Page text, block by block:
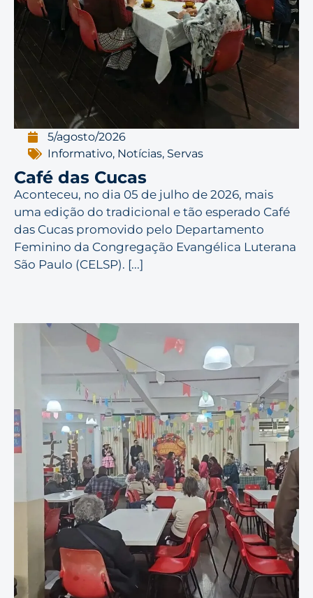
5/agosto/2026
Informativo, Notícias, Servas
Café das Cucas
Aconteceu, no dia 05 de julho de 2026, mais
uma edição do tradicional e tão esperado Café
das Cucas promovido pelo Departamento
Feminino da Congregação Evangélica Luterana
São Paulo (CELSP). [...]